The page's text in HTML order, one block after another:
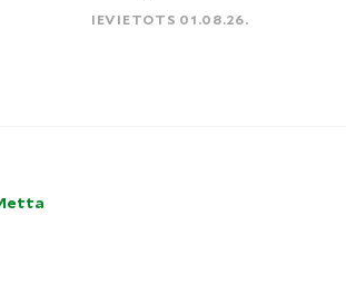
IEVIETOTS 01.08.26.